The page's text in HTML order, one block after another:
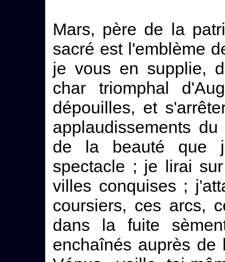
Mars, père de la
sacré est l'emblème
je vous en supplie,
char triomphal
dépouilles, et
applaudissements
de la beauté que
spectacle ; je lirai
villes conquises ;
coursiers, ces arcs,
dans la fuite
enchaînés auprès de